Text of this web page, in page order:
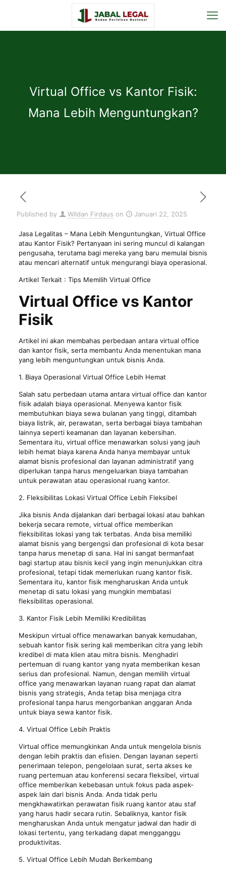
Virtual Office vs Kantor Fisik:
Mana Lebih Menguntungkan?
Published by Wildan Firdaus on Januari 22, 2025
Jasa Legalitas – Mana Lebih Menguntungkan, Virtual Office
atau Kantor Fisik? Pertanyaan ini sering muncul di kalangan
pengusaha, terutama bagi mereka yang baru memulai bisnis
atau mencari alternatif untuk mengurangi biaya operasional.
Artikel Terkait : Tips Memilih Virtual Office
Virtual Office vs Kantor
Fisik
Artikel ini akan membahas perbedaan antara virtual office
dan kantor fisik, serta membantu Anda menentukan mana
yang lebih menguntungkan untuk bisnis Anda.
1. Biaya Operasional Virtual Office Lebih Hemat
Salah satu perbedaan utama antara virtual office dan kantor
fisik adalah biaya operasional. Menyewa kantor fisik
membutuhkan biaya sewa bulanan yang tinggi, ditambah
biaya listrik, air, perawatan, serta berbagai biaya tambahan
lainnya seperti keamanan dan layanan kebersihan.
Sementara itu, virtual office menawarkan solusi yang jauh
lebih hemat biaya karena Anda hanya membayar untuk
alamat bisnis profesional dan layanan administratif yang
diperlukan tanpa harus mengeluarkan biaya tambahan
untuk perawatan atau operasional ruang kantor.
2. Fleksibilitas Lokasi Virtual Office Lebih Fleksibel
Jika bisnis Anda dijalankan dari berbagai lokasi atau bahkan
bekerja secara remote, virtual office memberikan
fleksibilitas lokasi yang tak terbatas. Anda bisa memiliki
alamat bisnis yang bergengsi dan profesional di kota besar
tanpa harus menetap di sana. Hal ini sangat bermanfaat
bagi startup atau bisnis kecil yang ingin menunjukkan citra
profesional, tetapi tidak memerlukan ruang kantor fisik.
Sementara itu, kantor fisik mengharuskan Anda untuk
menetap di satu lokasi yang mungkin membatasi
fleksibilitas operasional.
3. Kantor Fisik Lebih Memiliki Kredibilitas
Meskipun virtual office menawarkan banyak kemudahan,
sebuah kantor fisik sering kali memberikan citra yang lebih
kredibel di mata klien atau mitra bisnis. Menghadiri
pertemuan di ruang kantor yang nyata memberikan kesan
serius dan profesional. Namun, dengan memilih virtual
office yang menawarkan layanan ruang rapat dan alamat
bisnis yang strategis, Anda tetap bisa menjaga citra
profesional tanpa harus mengorbankan anggaran Anda
untuk biaya sewa kantor fisik.
4. Virtual Office Lebih Praktis
Virtual office memungkinkan Anda untuk mengelola bisnis
dengan lebih praktis dan efisien. Dengan layanan seperti
penerimaan telepon, pengelolaan surat, serta akses ke
ruang pertemuan atau konferensi secara fleksibel, virtual
office memberikan kebebasan untuk fokus pada aspek-
aspek lain dari bisnis Anda. Anda tidak perlu
mengkhawatirkan perawatan fisik ruang kantor atau staf
yang harus hadir secara rutin. Sebaliknya, kantor fisik
mengharuskan Anda untuk mengatur jadwal dan hadir di
lokasi tertentu, yang terkadang dapat mengganggu
produktivitas.
5. Virtual Office Lebih Mudah Berkembang